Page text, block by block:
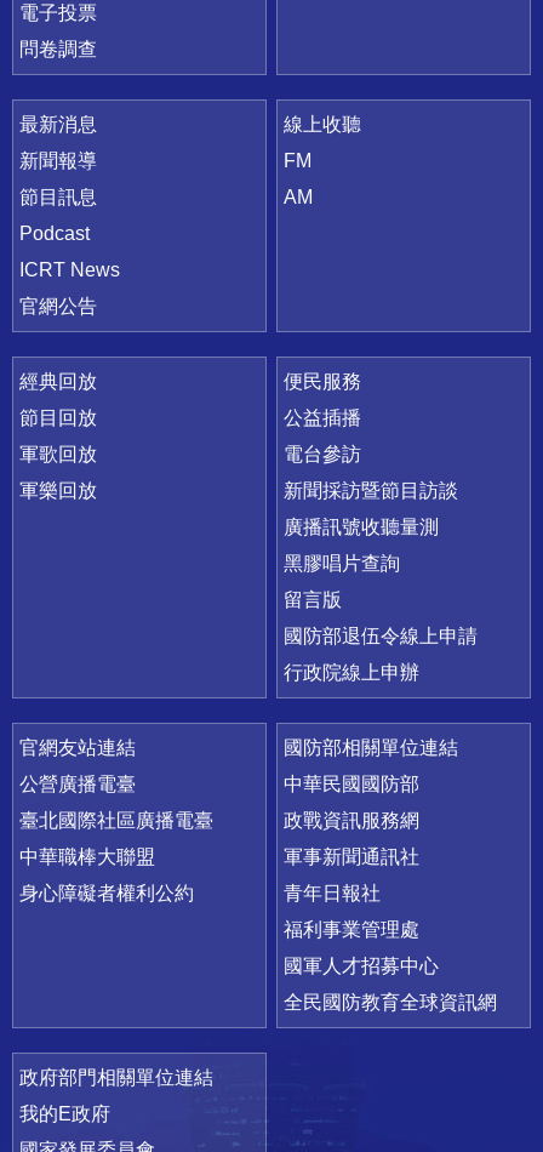
電子投票
問卷調查
最新消息
新聞報導
節目訊息
Podcast
ICRT News
官網公告
線上收聽
FM
AM
經典回放
節目回放
軍歌回放
軍樂回放
便民服務
公益插播
電台參訪
新聞採訪暨節目訪談
廣播訊號收聽量測
黑膠唱片查詢
留言版
國防部退伍令線上申請
行政院線上申辦
官網友站連結
公營廣播電臺
臺北國際社區廣播電臺
中華職棒大聯盟
身心障礙者權利公約
國防部相關單位連結
中華民國國防部
政戰資訊服務網
軍事新聞通訊社
青年日報社
福利事業管理處
國軍人才招募中心
全民國防教育全球資訊網
政府部門相關單位連結
我的E政府